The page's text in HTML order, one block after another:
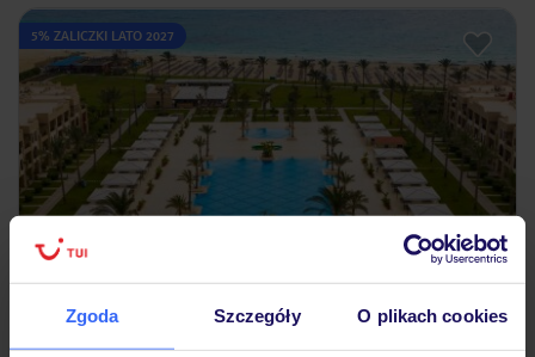
Zgoda Szczegóły O plikach cookies
5% ZALICZKI LATO 2027
2062 opinie